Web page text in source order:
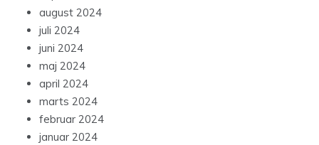
august 2024
juli 2024
juni 2024
maj 2024
april 2024
marts 2024
februar 2024
januar 2024